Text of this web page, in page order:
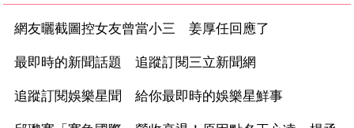
網友曬截圖控女友曾當小三 姜厚任回應了
最即時的新聞話題 追蹤訂閱三立新聞網
追蹤訂閱娛樂星聞 給你最即時的娛樂星鮮事